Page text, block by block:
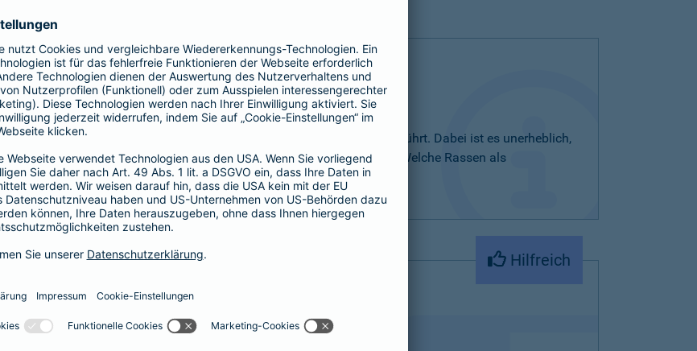
als gefährlich eingestuft werden. Sie werden auf einer Liste aufgeführt. Dabei ist es unerheblich,
ist. Mitunter werden Listenhunde auch als Kampfhunde bezeichnet. Welche Rassen als
von Bundesland zu Bundesland.
Hilfreich
erklärt